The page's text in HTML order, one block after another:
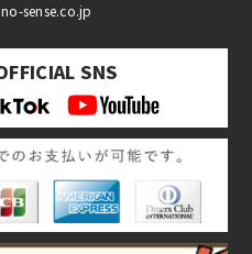
sense.co.jp
SNS